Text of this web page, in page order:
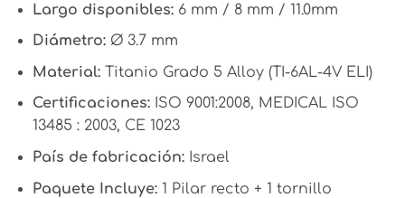
Largo disponibles:6 mm / 8 mm / 11.0mm
Diámetro:Ø 3.7 mm
Material:Titanio Grado 5 Alloy (TI-6AL-4V ELI)
Certificaciones:ISO 9001:2008, MEDICAL ISO
13485 : 2003, CE 1023
País de fabricación:Israel
Paquete Incluye:1 Pilar recto + 1 tornillo